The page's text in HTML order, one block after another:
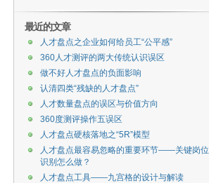
最近的文章
人才盘点之企业如何给员工“公平感”
360人才测评的两大传统认识误区
做不好人才盘点的负面影响
认清四类“残缺的人才盘点”
人才数量盘点的误区与价值方向
360度测评操作五误区
人才盘点硬核落地之“5R”模型
人才盘点最容易忽略的重要环节——关键岗位
识别怎么做？
人才盘点工具——九宫格的设计与解读